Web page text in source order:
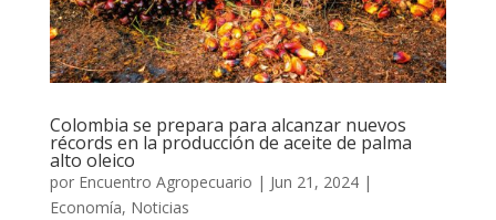
Colombia se prepara para alcanzar nuevos
récords en la producción de aceite de palma
alto oleico
por Encuentro Agropecuario | Jun 21, 2024|
Economía, Noticias